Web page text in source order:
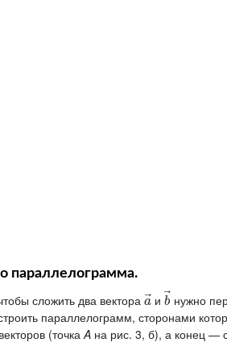
параллелограмма.
сложить два вектора a⃗
a→иb
b →
нужно
параллелограмм, сторонами
(точка A на рис. 3, б), а конец —